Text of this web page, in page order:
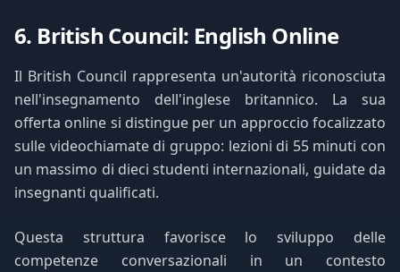
6. British Council: English Online
Il British Council rappresenta un'autorità riconosciuta
nell'insegnamento dell'inglese britannico. La sua
offerta online si distingue per un approccio focalizzato
sulle videochiamate di gruppo: lezioni di 55 minuti con
un massimo di dieci studenti internazionali, guidate da
insegnanti qualificati.
Questa struttura favorisce lo sviluppo delle
competenze conversazionali in un contesto